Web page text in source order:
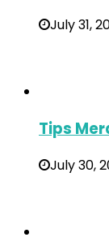
July 31,
Tips
July 30,